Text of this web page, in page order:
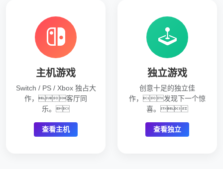
主机游戏
Switch / PS / Xbox 独占大
作，客厅同
乐。
查看主机
独立游戏
创意十足的独立佳
作，发现下一个惊
喜。
查看独立